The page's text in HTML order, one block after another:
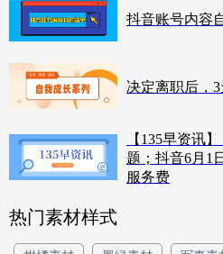
抖音账号内容
决定离职后，3
【135早资讯
题；抖音6月1
服务费
热门素材样式